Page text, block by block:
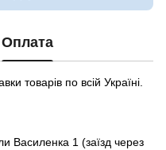
Оплата
товарів по всій Україні.
Василенка 1 (заїзд через